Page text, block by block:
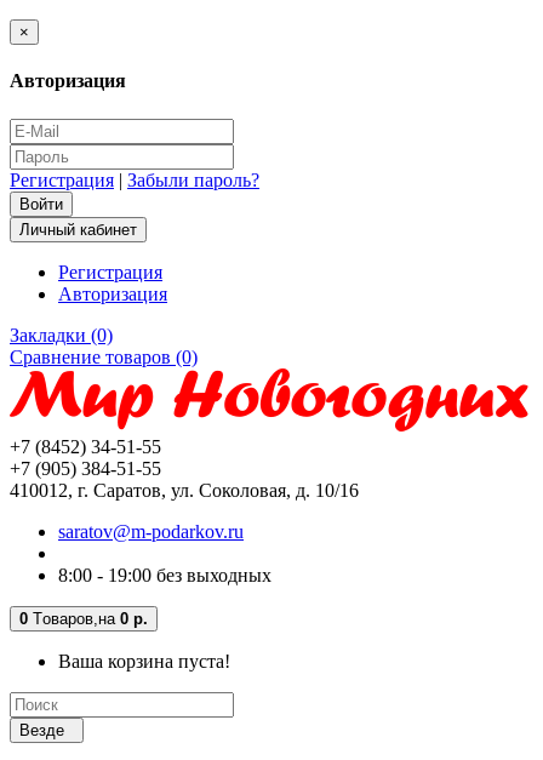
×
Авторизация
Регистрация | Забыли пароль?
Личный кабинет
Регистрация
Авторизация
Закладки (0)
Сравнение товаров (0)
+7 (8452) 34-51-55
+7 (905) 384-51-55
410012, г. Саратов, ул. Соколовая, д. 10/16
saratov@m-podarkov.ru
8:00 - 19:00 без выходных
0 Tоваров, на 0 р.
Ваша корзина пуста!
Везде